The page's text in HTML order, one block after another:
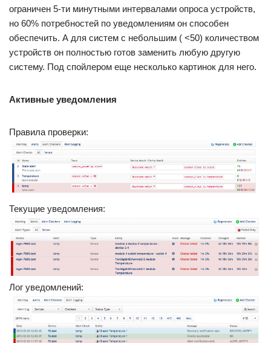
ограничен 5-ти минутными интервалами опроса устройств,
но 60% потребностей по уведомлениям он способен
обеспечить. А для систем с небольшим ( <50) количеством
устройств он полностью готов заменить любую другую
систему. Под спойлером еще несколько картинок для него.
Активные уведомления
Правила проверки:
Текущие уведомления:
Лог уведомлений: